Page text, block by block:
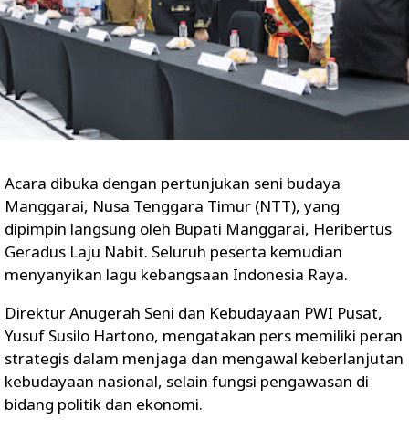
Acara dibuka dengan pertunjukan seni budaya
Manggarai, Nusa Tenggara Timur (NTT), yang
dipimpin langsung oleh Bupati Manggarai, Heribertus
Geradus Laju Nabit. Seluruh peserta kemudian
menyanyikan lagu kebangsaan Indonesia Raya.
Direktur Anugerah Seni dan Kebudayaan PWI Pusat,
Yusuf Susilo Hartono, mengatakan pers memiliki peran
strategis dalam menjaga dan mengawal keberlanjutan
kebudayaan nasional, selain fungsi pengawasan di
bidang politik dan ekonomi.